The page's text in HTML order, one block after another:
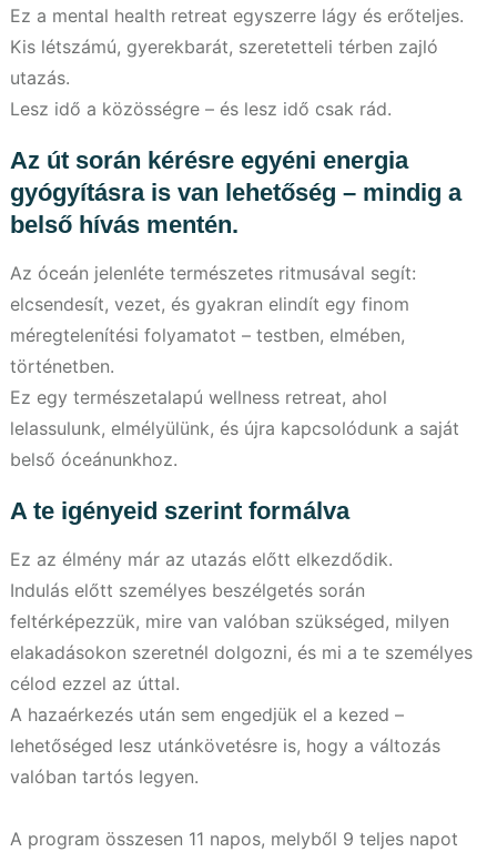
Ez a mental health retreat egyszerre lágy és erőteljes.
Kis létszámú, gyerekbarát, szeretetteli térben zajló
utazás.
Lesz idő a közösségre – és lesz idő csak rád.
Az út során kérésre egyéni energia
gyógyításra is van lehetőség – mindig a
belső hívás mentén.
Az óceán jelenléte természetes ritmusával segít:
elcsendesít, vezet, és gyakran elindít egy finom
méregtelenítési folyamatot – testben, elmében,
történetben.
Ez egy természetalapú wellness retreat, ahol
lelassulunk, elmélyülünk, és újra kapcsolódunk a saját
belső óceánunkhoz.
A te igényeid szerint formálva
Ez az élmény már az utazás előtt elkezdődik.
Indulás előtt személyes beszélgetés során
feltérképezzük, mire van valóban szükséged, milyen
elakadásokon szeretnél dolgozni, és mi a te személyes
célod ezzel az úttal.
A hazaérkezés után sem engedjük el a kezed –
lehetőséged lesz utánkövetésre is, hogy a változás
valóban tartós legyen.
A program összesen 11 napos, melyből 9 teljes napot